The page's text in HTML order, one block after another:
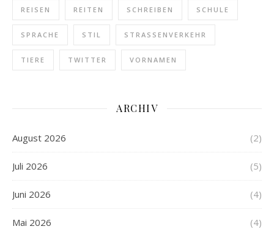
REISEN REITEN SCHREIBEN SCHULE
SPRACHE STIL STRASSENVERKEHR
TIERE TWITTER VORNAMEN
ARCHIV
August 2026 (2)
Juli 2026 (5)
Juni 2026 (4)
Mai 2026 (4)